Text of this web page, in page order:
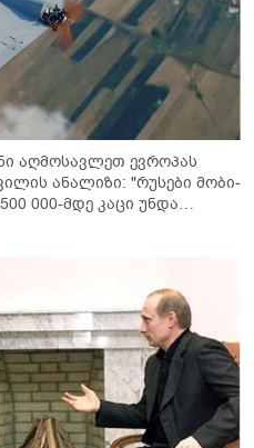
აღმოსავლეთ ევროპას
ანალიზი: "რუსები მობი­
000-მდე კაცი უნდა